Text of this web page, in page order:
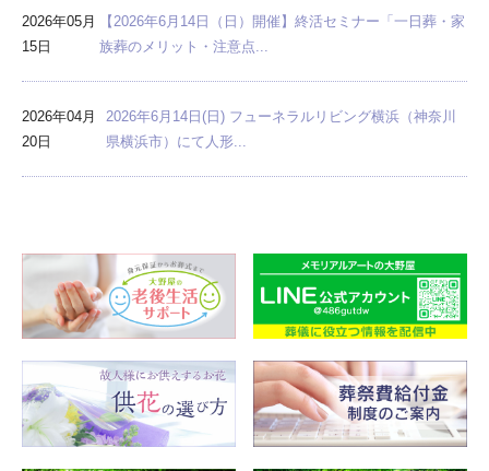
2026年05月
15日
【2026年6月14日（日）開催】終活セミナー「一日葬・家
族葬のメリット・注意点...
2026年04月
20日
2026年6月14日(日) フューネラルリビング横浜（神奈川
県横浜市）にて人形...